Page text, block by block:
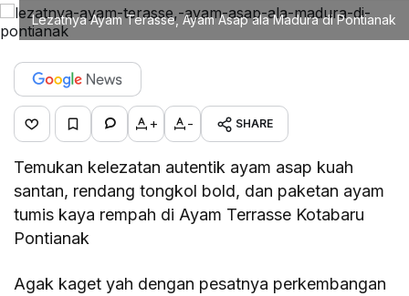
Lezatnya Ayam Terasse, Ayam Asap ala Madura di Pontianak
+ - SHARE
Temukan kelezatan autentik ayam asap kuah
santan, rendang tongkol bold, dan paketan ayam
tumis kaya rempah di Ayam Terrasse Kotabaru
Pontianak
Agak kaget yah dengan pesatnya perkembangan